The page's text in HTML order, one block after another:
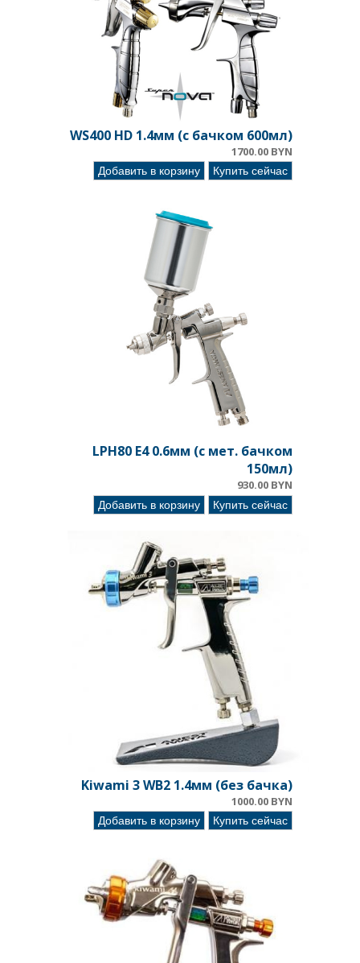
WS400 HD 1.4мм (с бачком 600мл)
1700.00 BYN
Добавить в корзину Купить сейчас
LPH80 E4 0.6мм (c мет. бачком
150мл)
930.00 BYN
Добавить в корзину Купить сейчас
Kiwami 3 WB2 1.4мм (без бачка)
1000.00 BYN
Добавить в корзину Купить сейчас